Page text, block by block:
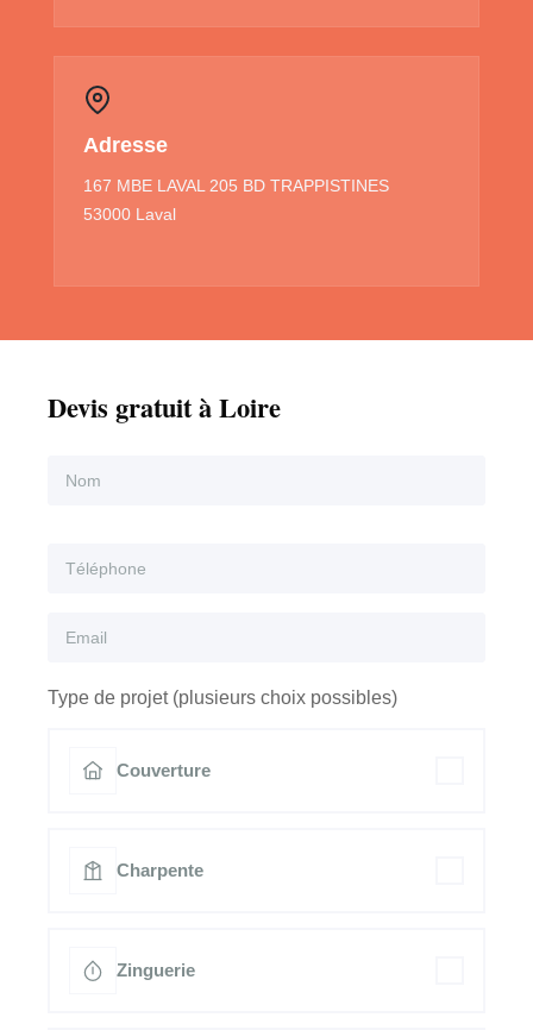
Adresse
167 MBE LAVAL 205 BD TRAPPISTINES
53000 Laval
Devis gratuit à Loire
Type de projet (plusieurs choix possibles)
Couverture
Charpente
Zinguerie